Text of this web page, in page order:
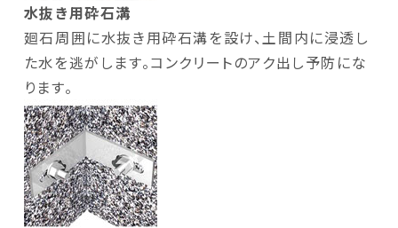
水抜き用砕石溝
廻石周囲に水抜き用砕石溝を設け、土間内に浸透し
た水を逃がします。コンクリートのアク出し予防にな
ります。